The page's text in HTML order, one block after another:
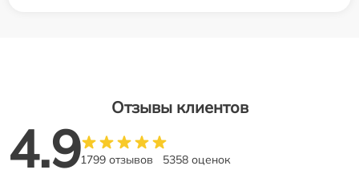
Отзывы клиентов
4.91799 отзывов 5358 оценок